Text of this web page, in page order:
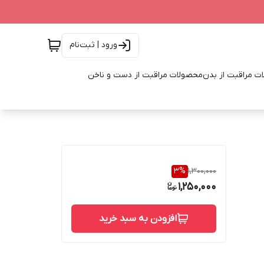
ورود | ثبت‌نام
مراقبت از بدنمحصولات مراقبت از دست و ناخن
1,300,000
3%
1,250,000
افزودن به سبد خرید